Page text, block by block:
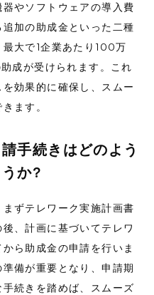
やソフトウェアの導入費
加の助成金といった二種
大で1企業あたり100万
成が受けられます。これ
効果的に確保し、スムー
ます。
手続きはどのよう
か?
ずテレワーク実施計画書
、計画に基づいてテレワ
ら助成金の申請を行いま
備が重要となり、申請期
続きを踏めば、スムーズ